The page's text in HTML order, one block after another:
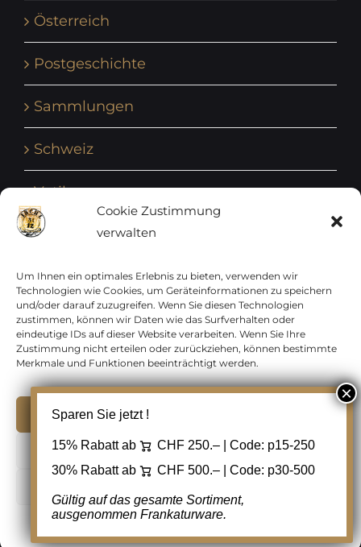
Cookie Zustimmung
verwalten
Um Ihnen ein optimales Erlebnis zu bieten, verwenden wir
Technologien wie Cookies, um Geräteinformationen zu speichern
und/oder darauf zuzugreifen. Wenn Sie diesen Technologien
zustimmen, können wir Daten wie das Surfverhalten oder
eindeutige IDs auf dieser Website verarbeiten. Wenn Sie Ihre
Zustimmung nicht erteilen oder zurückziehen, können bestimmte
Merkmale und Funktionen beeinträchtigt werden.
Ablehnen
Österreich
Postgeschichte
Sammlungen
Schweiz
Vatikan
Vereinte Nationen
Vorphilatelie
Zensurbelege Österreich
Zensurbelege Schweiz
Copyright 2012 - 2024 URAY GmbH | All Rights
Reserved |
PCI Data Security Standards |
Facebook
Sparen Sie jetzt !
15% Rabatt ab CHF 250.– | Code: p15-250
30% Rabatt ab
CHF 500.– | Code: p30-500
Gültig auf das gesamte Sortiment,
ausgenommen Frankaturware.